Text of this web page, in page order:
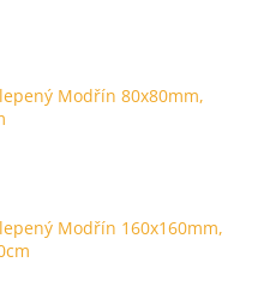
Modřín 80x80mm,
Modřín 160x160mm,